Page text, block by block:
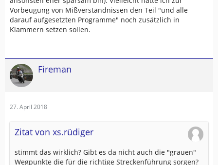
Vorbeugung von Mißverständnissen den Teil "und alle
darauf aufgesetzten Programme" noch zusätzlich in
Klammern setzen sollen.
Fireman
27. April 2018
Zitat von xs.rüdiger
stimmt das wirklich? Gibt es da nicht auch die "grauen"
Wegpunkte die für die richtige Streckenführung sorgen?